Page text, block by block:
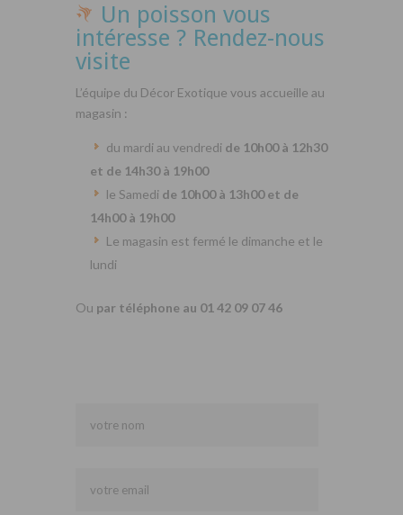
Un poisson vous
intéresse ? Rendez-nous
visite
L’équipe du Décor Exotique vous accueille au
magasin :
du mardi au vendredi de 10h00 à 12h30
et de 14h30 à 19h00
le Samedi de 10h00 à 13h00 et de
14h00 à 19h00
Le magasin est fermé le dimanche et le
lundi
Ou par téléphone au 01 42 09 07 46